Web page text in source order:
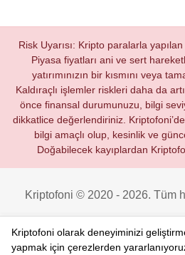
Risk Uyarısı: Kripto paralarla
Piyasa fiyatları ani ve sert
yatırımınızın bir kısmını veya
Kaldıraçlı işlemler riskleri daha da
önce finansal durumunuzu, bilgi
dikkatlice değerlendiriniz.
bilgi amaçlı olup, kesinlik ve
Doğabilecek kayıplardan
Kriptofoni © 2020 - 2026. Tüm
Kriptofoni olarak deneyiminizi
yapmak için çerezlerden